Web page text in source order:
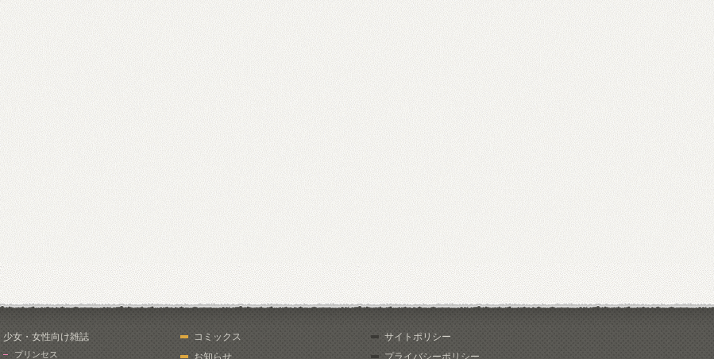
少女・女性向け雑誌
プリンセス
コミックス
お知らせ
サイトポリシー
プライバシーポリシー